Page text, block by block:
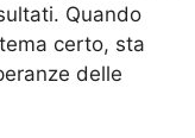
Quando
certo, sta
delle